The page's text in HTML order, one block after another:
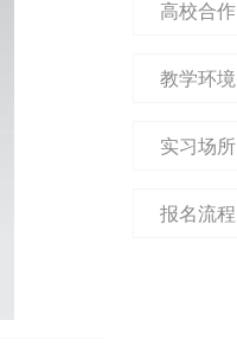
高校合作
教学环境
实习场所
报名流程